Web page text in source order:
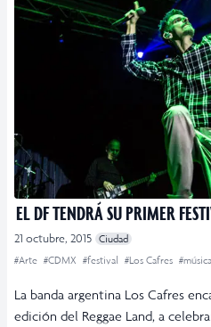
EL DF TENDRÁ SU PRIMER
21 octubre, 2015 Ciudad
#Arte #CDMX #festival #Los Cafres #música
La banda argentina Los Cafres
edición del Reggae Land, a